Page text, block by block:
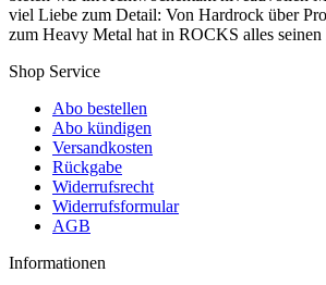
viel Liebe zum Detail: Von Hardrock über
zum Heavy Metal hat in ROCKS alles seinen
Shop Service
Abo bestellen
Abo kündigen
Versandkosten
Rückgabe
Widerrufsrecht
Widerrufsformular
AGB
Informationen